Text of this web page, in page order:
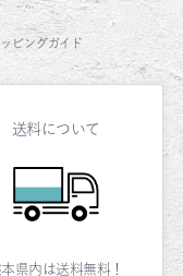
ピングガイド
送料について
県内は送料無料！